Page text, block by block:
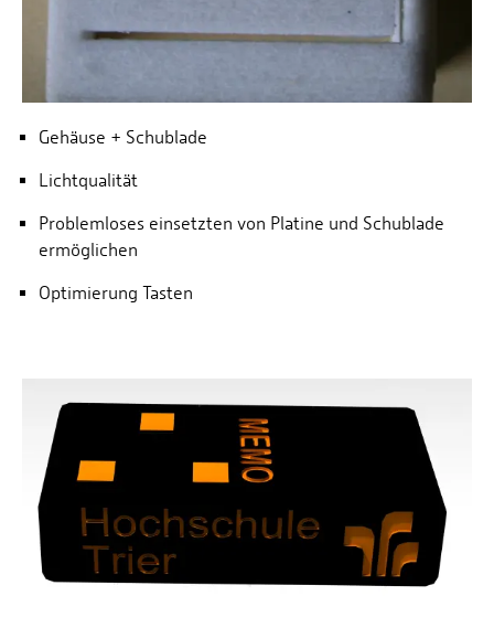
Gehäuse + Schublade
Lichtqualität
Problemloses einsetzten von Platine und Schublade
ermöglichen
Optimierung Tasten